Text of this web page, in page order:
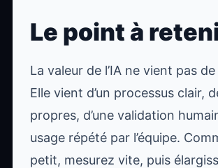
Le point à
La valeur de l’IA ne vient pas de
Elle vient d’un processus clair,
propres, d’une validation
usage répété par l’équipe.
petit, mesurez vite, puis